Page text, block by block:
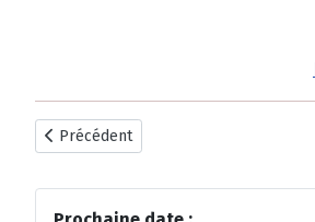
Article précédent : A vos agendas : 35+1
Précédent